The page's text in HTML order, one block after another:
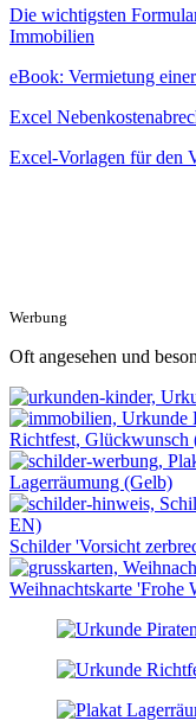
Die wichtigsten
Immobilien
eBook: Vermietung
Excel
Excel-Vorlagen für den
Werbung
Oft angesehen und
Richtfest, Glückwunsch
Lagerräumung (Gelb)
Schilder 'Vorsicht
Weihnachtskarte 'Frohe